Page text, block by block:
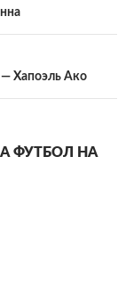
— Хапоэль Ако
ФУТБОЛ НА